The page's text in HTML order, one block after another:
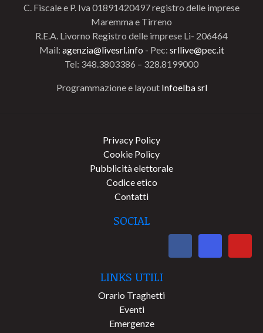
C. Fiscale e P. Iva 01891420497 registro delle imprese
Maremma e Tirreno
R.E.A. Livorno Registro delle imprese Li- 206464
Mail: agenzia@livesrl.info - Pec: srllive@pec.it
Tel: 348.3803386 – 328.8199000
Programmazione e layout Infoelba srl
Privacy Policy
Cookie Policy
Pubblicità elettorale
Codice etico
Contatti
SOCIAL
LINKS UTILI
Orario Traghetti
Eventi
Emergenze